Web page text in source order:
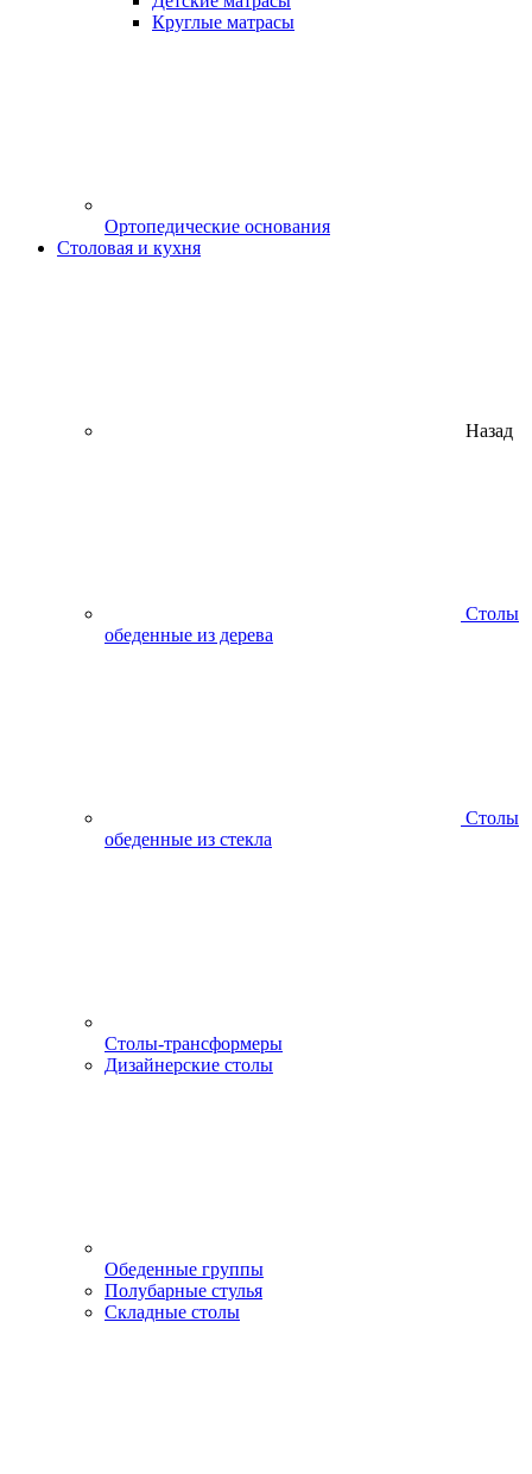
Круглые матрасы
Ортопедические основания
Столовая и кухня
Назад
Столы
обеденные из дерева
Столы
обеденные из стекла
Столы-трансформеры
Дизайнерские столы
Обеденные группы
Полубарные стулья
Складные столы